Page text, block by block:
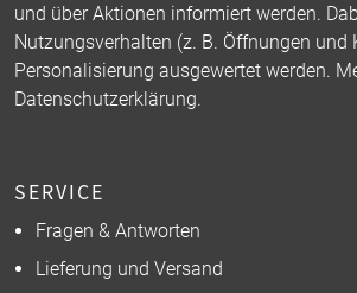
und über Aktionen informiert werden.
Nutzungsverhalten (z. B. Öffnungen und
Personalisierung ausgewertet werden.
Datenschutzerklärung.
SERVICE
Fragen & Antworten
Lieferung und Versand